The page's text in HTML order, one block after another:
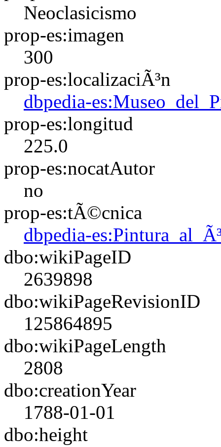
Neoclasicismo
prop-es:imagen
300
prop-es:localizaciÃ³n
dbpedia-
prop-es:longitud
225.0
prop-es:nocatAutor
no
prop-es:tÃ©cnica
dbpedia-
dbo:wikiPageID
2639898
dbo:wikiPageRevisionID
125864895
dbo:wikiPageLength
2808
dbo:creationYear
1788-01-01
dbo:height